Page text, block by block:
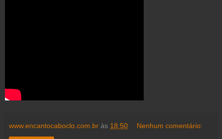
www.encantocaboclo.com.br às 18:50 Nenhum comentário: